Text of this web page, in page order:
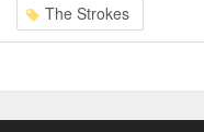
The Strokes